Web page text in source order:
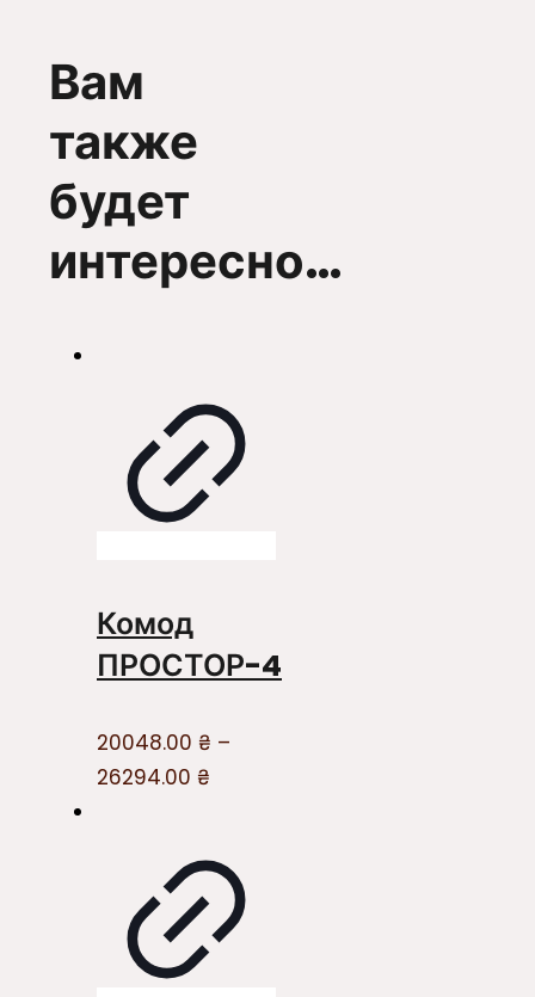
Вам
также
будет
интересно…
Комод
ПРОСТОР-4
20048.00 ₴ –
26294.00 ₴